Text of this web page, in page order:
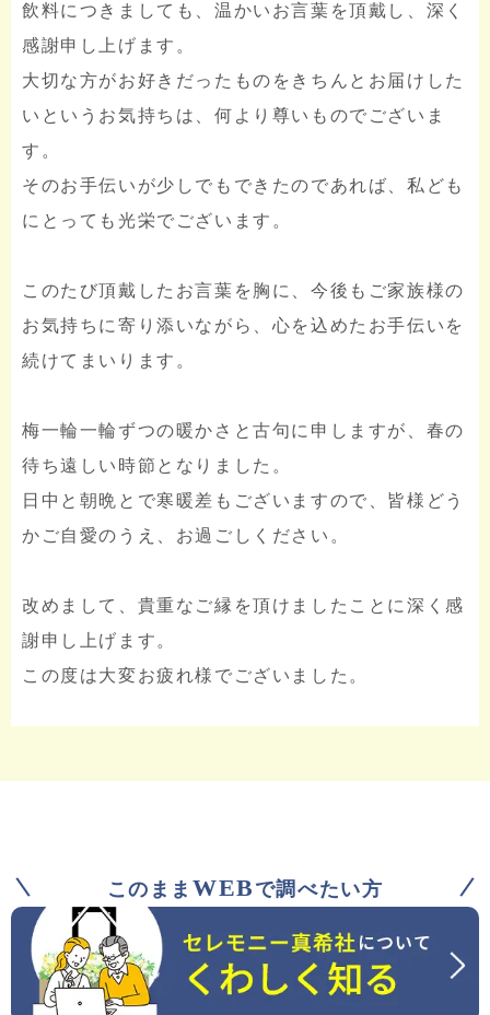
飲料につきましても、温かいお言葉を頂戴し、深く
感謝申し上げます。
大切な方がお好きだったものをきちんとお届けした
いというお気持ちは、何より尊いものでございま
す。
そのお手伝いが少しでもできたのであれば、私ども
にとっても光栄でございます。
このたび頂戴したお言葉を胸に、今後もご家族様の
お気持ちに寄り添いながら、心を込めたお手伝いを
続けてまいります。
梅一輪一輪ずつの暖かさと古句に申しますが、春の
待ち遠しい時節となりました。
日中と朝晩とで寒暖差もございますので、皆様どう
かご自愛のうえ、お過ごしください。
改めまして、貴重なご縁を頂けましたことに深く感
謝申し上げます。
この度は大変お疲れ様でございました。
このまま WEB で調べたい方